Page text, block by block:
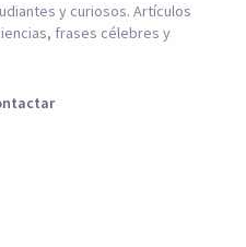
y curiosos. Artículos
frases célebres y